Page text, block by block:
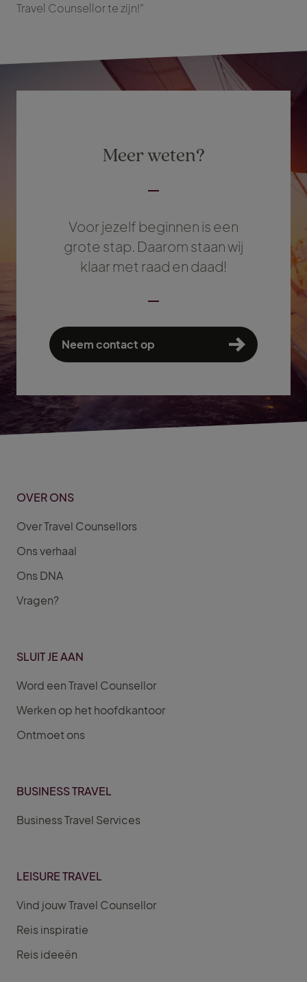
Travel Counsellor te zijn!”
Meer weten?
Voor jezelf beginnen is een
grote stap. Daarom staan wij
klaar met raad en daad!
Neem contact op
OVER ONS
Over Travel Counsellors
Ons verhaal
Ons DNA
Vragen?
SLUIT JE AAN
Word een Travel Counsellor
Werken op het hoofdkantoor
Ontmoet ons
BUSINESS TRAVEL
Business Travel Services
LEISURE TRAVEL
Vind jouw Travel Counsellor
Reis inspiratie
Reis ideeën